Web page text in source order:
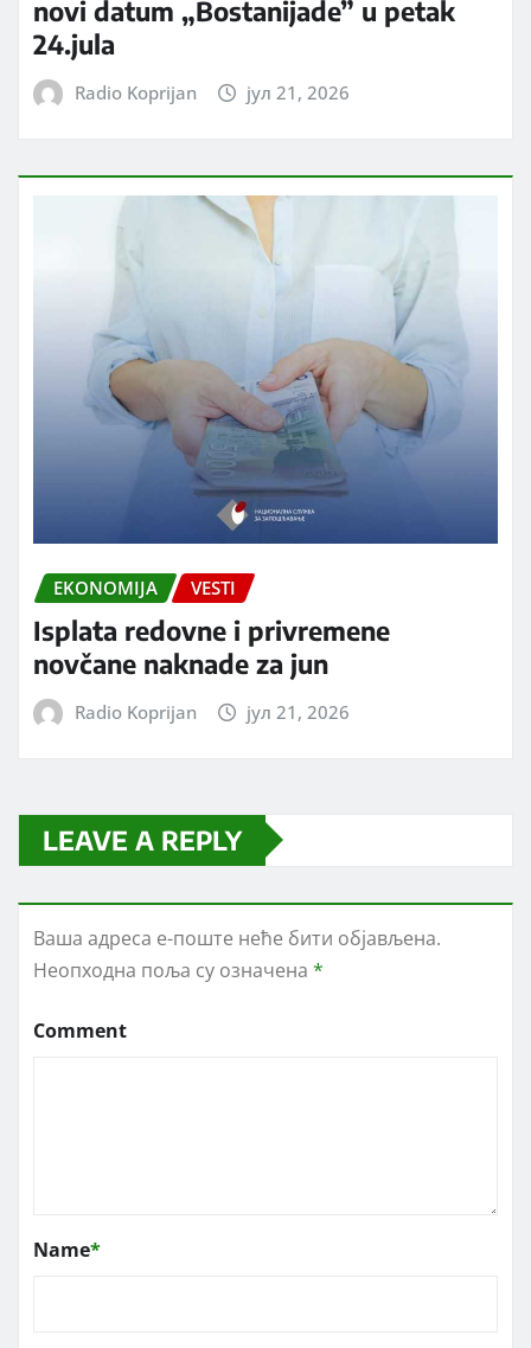
novi datum „Bostanijade” u petak
24.jula
Radio Koprijan јул 21, 2026
EKONOMIJA VESTI
Isplata redovne i privremene
novčane naknade za jun
Radio Koprijan јул 21, 2026
LEAVE A REPLY
Ваша адреса е-поште неће бити објављена.
Неопходна поља су означена *
Comment
Name*